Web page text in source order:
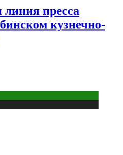
линия пресса
кузнечно-